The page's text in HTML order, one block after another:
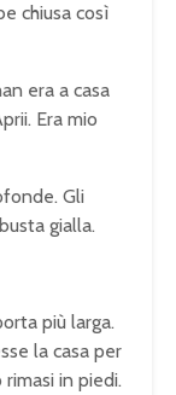
chiusa così
era a casa
Era mio
Gli
gialla.
più larga.
la casa per
in piedi.